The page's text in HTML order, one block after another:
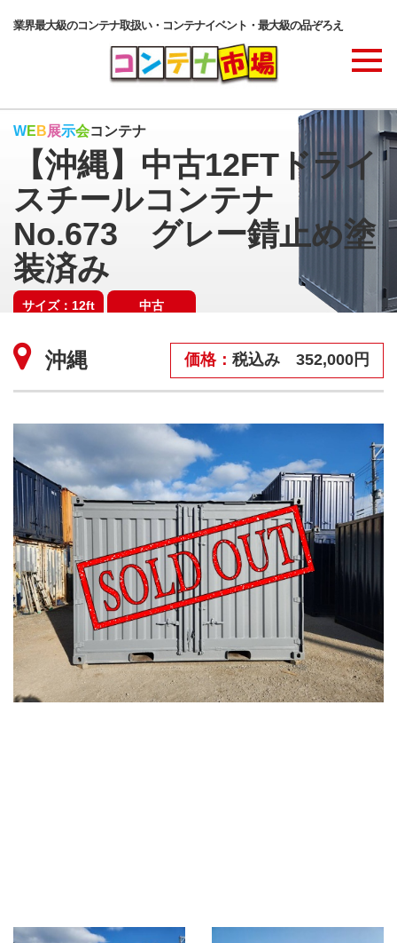
業界最大級のコンテナ取扱い・コンテナイベント・最大級の品ぞろえ
コンテナ・サービス
ご注文の流れ
カタログダウンロード
展示会場案内
その他ご案内
WE B展示会コンテナ
【沖縄】中古12FTドライ
スチールコンテナ
No.673 グレー錆止め塗
装済み
サイズ：12ft 中古
SOLD OUT
沖縄 価格： 税込み 352,000円